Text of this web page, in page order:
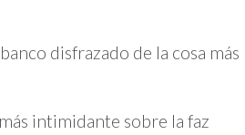
disfrazado de la cosa más
intimidante sobre la faz